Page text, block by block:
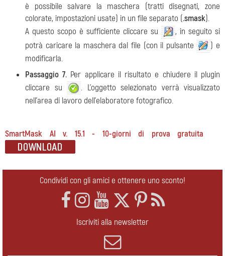
è possibile salvare la maschera (tratti disegnati, zone
colorate, impostazioni usate) in un file separato (.smask).
A questo scopo è sufficiente cliccare su
, in seguito si
potrà caricare la maschera dal file (con il pulsante
) e
modificarla.
Passaggio 7. Per applicare il risultato e chiudere il plugin
cliccare su
. L’oggetto selezionato verrà visualizzato
nell'area di lavoro dell'elaboratore fotografico.
SmartMask AI v. 15.1 - 10-giorni di prova gratuita
Condividi con gli amici e ottenere uno sconto!
Iscriviti alla newsletter